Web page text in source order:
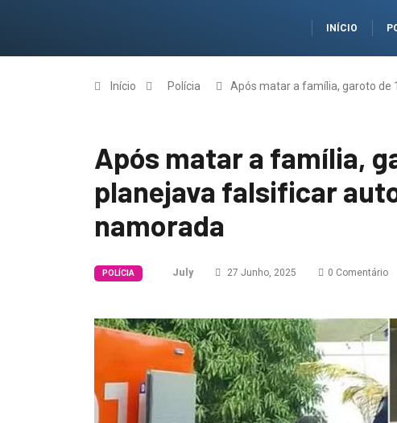
INÍCIO
Início Polícia Após matar a família, garoto de
Após matar a família,
planejava falsificar
namorada
POLÍCIA July 27 Junho, 2025 0 Comentário